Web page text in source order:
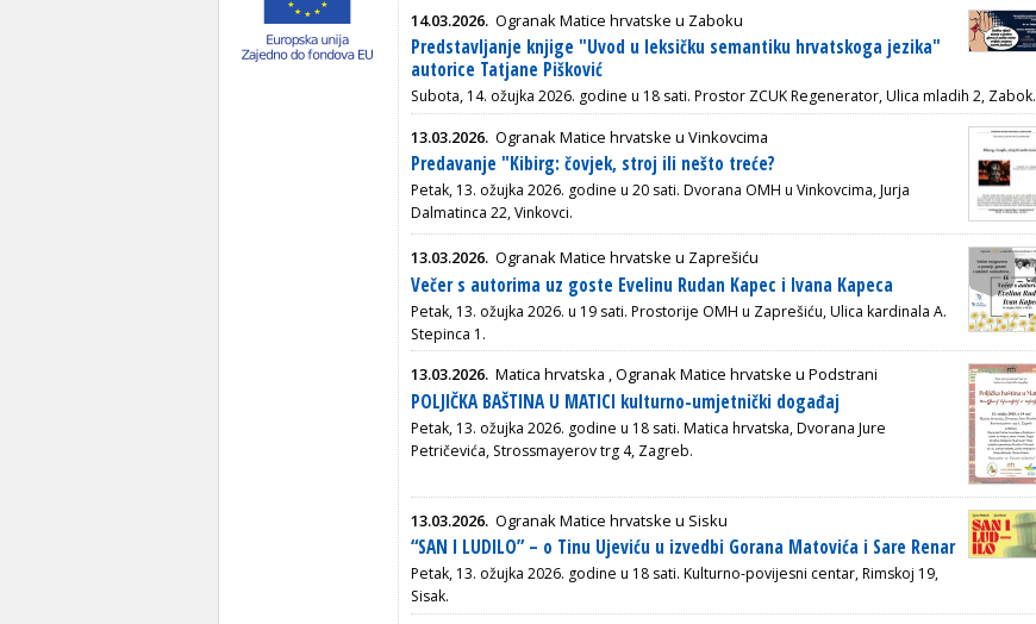
14.03.2026. Ogranak Matice hrvatske u Zaboku
Predstavljanje knjige "Uvod u leksičku semantiku hrvatskoga jezika"
autorice Tatjane Pišković
Subota, 14. ožujka 2026. godine u 18 sati. Prostor ZCUK Regenerator, Ulica mladih 2, Zabok.
13.03.2026. Ogranak Matice hrvatske u Vinkovcima
Predavanje "Kibirg: čovjek, stroj ili nešto treće?
Petak, 13. ožujka 2026. godine u 20 sati. Dvorana OMH u Vinkovcima, Jurja
Dalmatinca 22, Vinkovci.
13.03.2026. Ogranak Matice hrvatske u Zaprešiću
Večer s autorima uz goste Evelinu Rudan Kapec i Ivana Kapeca
Petak, 13. ožujka 2026. u 19 sati. Prostorije OMH u Zaprešiću, Ulica kardinala A.
Stepinca 1.
13.03.2026. Matica hrvatska ,Ogranak Matice hrvatske u Podstrani
POLJIČKA BAŠTINA U MATICI kulturno-umjetnički događaj
Petak, 13. ožujka 2026. godine u 18 sati. Matica hrvatska, Dvorana Jure
Petričevića, Strossmayerov trg 4, Zagreb.
13.03.2026. Ogranak Matice hrvatske u Sisku
“SAN I LUDILO” – o Tinu Ujeviću u izvedbi Gorana Matovića i Sare Renar
Petak, 13. ožujka 2026. godine u 18 sati. Kulturno-povijesni centar, Rimskoj 19,
Sisak.